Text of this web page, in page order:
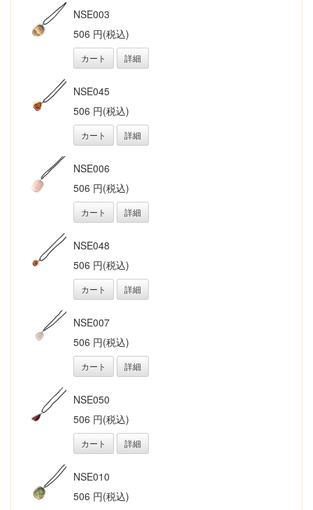
NSE003
506 円(税込)
カート 詳細
NSE045
506 円(税込)
カート 詳細
NSE006
506 円(税込)
カート 詳細
NSE048
506 円(税込)
カート 詳細
NSE007
506 円(税込)
カート 詳細
NSE050
506 円(税込)
カート 詳細
NSE010
506 円(税込)